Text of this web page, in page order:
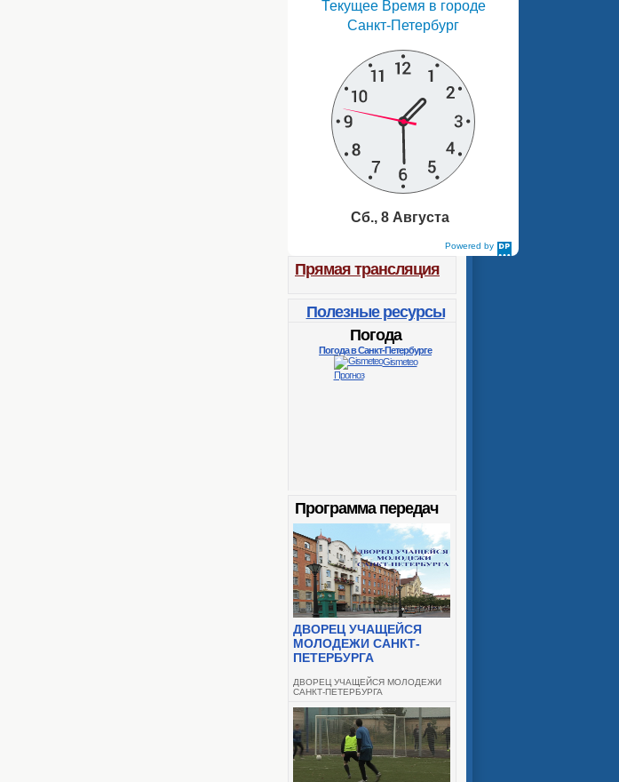
Powered by
DaysPedia.com
Текущее Время в городе
Санкт-Петербург
Сб., 8 Августа
Прямая трансляция
Полезные ресурсы
Погода
Погода в Санкт-Петербурге
Gismeteo
Прогноз
Программа передач
ДВОРЕЦ УЧАЩЕЙСЯ
МОЛОДЕЖИ САНКТ-
ПЕТЕРБУРГА
ДВОРЕЦ УЧАЩЕЙСЯ МОЛОДЕЖИ
САНКТ-ПЕТЕРБУРГА